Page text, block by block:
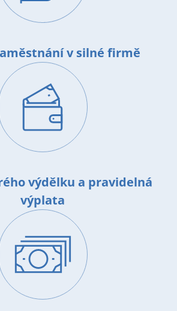
v silné firmě
Image
výdělku a pravidelná
výplata
Image